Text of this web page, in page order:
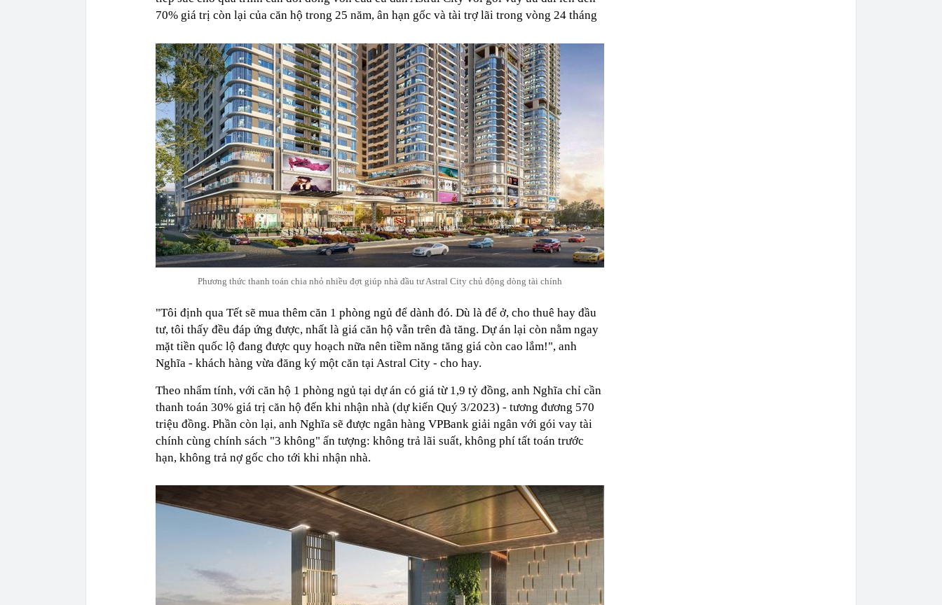
70% giá trị còn lại của căn hộ trong 25 năm, ân hạn gốc và tài trợ lãi trong vòng 24 tháng
Phương thức thanh toán chia nhỏ nhiều đợt giúp nhà đầu tư Astral City chủ động dòng tài chính
"Tôi định qua Tết sẽ mua thêm căn 1 phòng ngủ để dành đó. Dù là để ở, cho thuê hay đầu
tư, tôi thấy đều đáp ứng được, nhất là giá căn hộ vẫn trên đà tăng. Dự án lại còn nằm ngay
mặt tiền quốc lộ đang được quy hoạch nữa nên tiềm năng tăng giá còn cao lắm!", anh
Nghĩa - khách hàng vừa đăng ký một căn tại Astral City - cho hay.
Theo nhẩm tính, với căn hộ 1 phòng ngủ tại dự án có giá từ 1,9 tỷ đồng, anh Nghĩa chỉ cần
thanh toán 30% giá trị căn hộ đến khi nhận nhà (dự kiến Quý 3/2023) - tương đương 570
triệu đồng. Phần còn lại, anh Nghĩa sẽ được ngân hàng VPBank giải ngân với gói vay tài
chính cùng chính sách "3 không" ấn tượng: không trả lãi suất, không phí tất toán trước
hạn, không trả nợ gốc cho tới khi nhận nhà.